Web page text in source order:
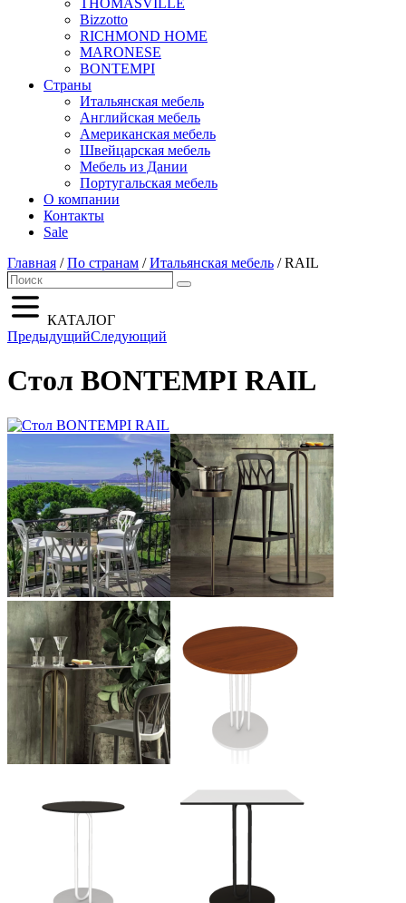
THOMASVILLE
Bizzotto
RICHMOND HOME
MARONESE
BONTEMPI
Страны
Итальянская мебель
Английская мебель
Американская мебель
Швейцарская мебель
Мебель из Дании
Португальская мебель
О компании
Контакты
Sale
Главная /По странам /Итальянская мебель / RAIL
Search
for:
Search
КАТАЛОГ
ПредыдущийСледующий
Стол BONTEMPI RAIL